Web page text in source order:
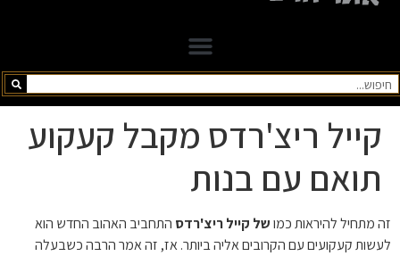
קייל ריצ'רדס מקבל קעקוע
תואם עם בנות
זה מתחיל להיראות כמושל קייל ריצ'רדס התחביב האהוב החדש הוא
לעשות קעקועים עם הקרובים אליה ביותר. אז, זה אמר הרבה כשבעלה